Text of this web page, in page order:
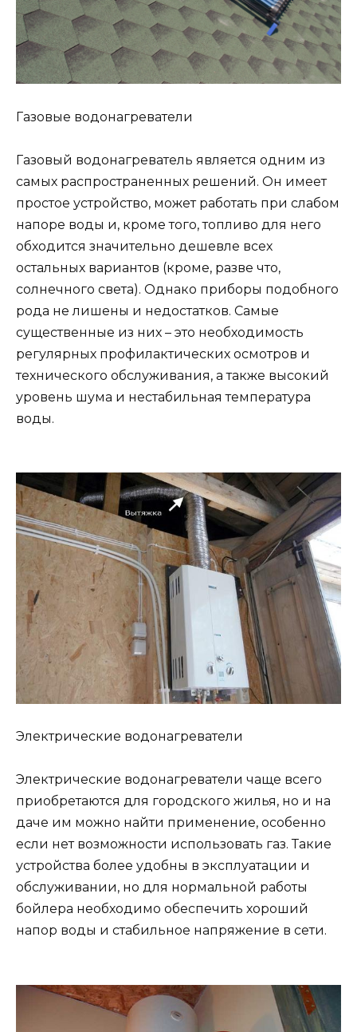
Газовые водонагреватели
Газовый водонагреватель является одним из
самых распространенных решений. Он имеет
простое устройство, может работать при слабом
напоре воды и, кроме того, топливо для него
обходится значительно дешевле всех
остальных вариантов (кроме, разве что,
солнечного света). Однако приборы подобного
рода не лишены и недостатков. Самые
существенные из них – это необходимость
регулярных профилактических осмотров и
технического обслуживания, а также высокий
уровень шума и нестабильная температура
воды.
Электрические водонагреватели
Электрические водонагреватели чаще всего
приобретаются для городского жилья, но и на
даче им можно найти применение, особенно
если нет возможности использовать газ. Такие
устройства более удобны в эксплуатации и
обслуживании, но для нормальной работы
бойлера необходимо обеспечить хороший
напор воды и стабильное напряжение в сети.